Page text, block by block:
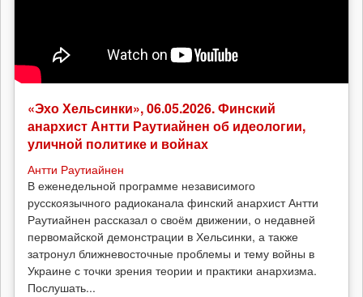
«Эхо Хельсинки», 06.05.2026. Финский
анархист Антти Раутиайнен об идеологии,
уличной политике и войнах
Антти Раутиайнен
В еженедельной программе независимого
русскоязычного радиоканала финский анархист Антти
Раутиайнен рассказал о своём движении, о недавней
первомайской демонстрации в Хельсинки, а также
затронул ближневосточные проблемы и тему войны в
Украине с точки зрения теории и практики анархизма.
Послушать...